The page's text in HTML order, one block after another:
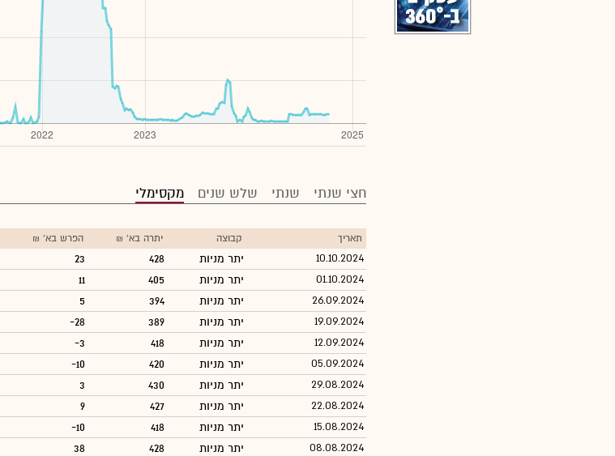
חצי שנתי שנתי שלש שנים מקסימלי
תאריך קבוצה יתרה בא' ₪ הפרש בא' ₪
10.10.2024 יתר מניות 428
23
01.10.2024 יתר מניות 405
11
26.09.2024 יתר מניות 394
5
19.09.2024 יתר מניות 389
-28
12.09.2024 יתר מניות 418
-3
05.09.2024 יתר מניות 420
-10
29.08.2024 יתר מניות 430
3
22.08.2024 יתר מניות 427
9
15.08.2024 יתר מניות 418
-10
08.08.2024 יתר מניות 428
38